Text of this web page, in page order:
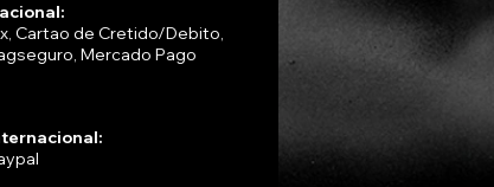
Cartao de Cretido/Debito,
Mercado Pago